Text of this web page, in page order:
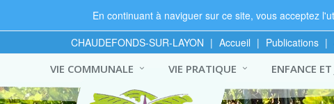
En continuant à naviguer sur ce site, vous acceptez
CHAUDEFONDS-SUR-LAYON | Accueil | Publications |
VIE COMMUNALE
VIE PRATIQUE ENFANCE ET